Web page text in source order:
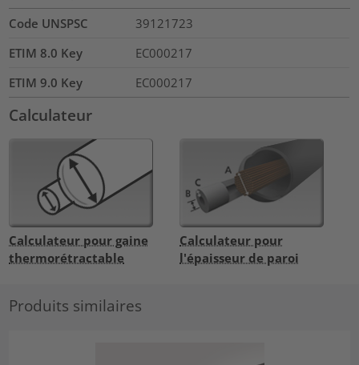
Code UNSPSC
39121723
ETIM 8.0 Key
EC000217
ETIM 9.0 Key
EC000217
Calculateur
Calculateur pour gaine
thermorétractable
Calculateur pour
l'épaisseur de paroi
Produits similaires